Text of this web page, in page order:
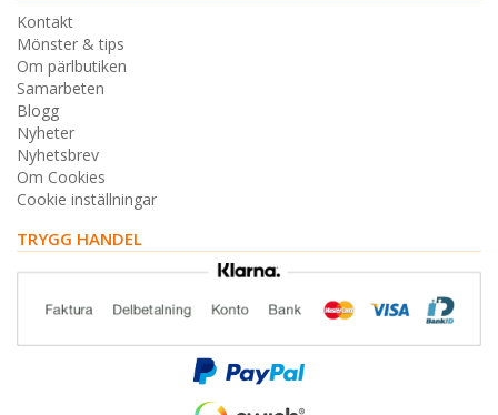
Kontakt
Mönster & tips
Om pärlbutiken
Samarbeten
Blogg
Nyheter
Nyhetsbrev
Om Cookies
Cookie inställningar
TRYGG HANDEL